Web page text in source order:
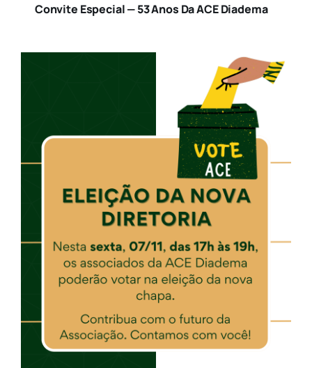
Convite Especial — 53 Anos Da ACE Diadema